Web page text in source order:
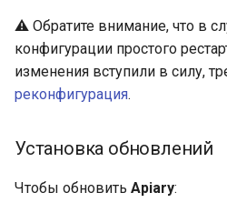
⚠️ Обратите внимание, что в
конфигурации простого
изменения вступили в силу,
реконфигурация.
Установка обновлений
Чтобы обновить Apiary: